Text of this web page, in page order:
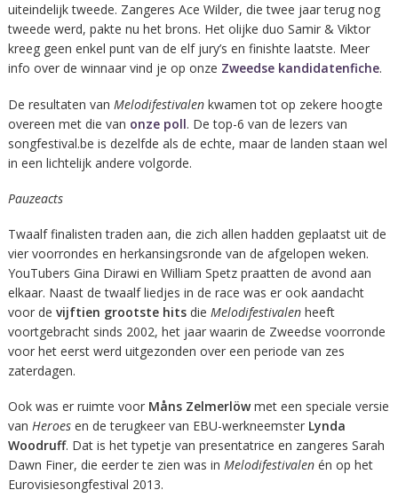
uiteindelijk tweede. Zangeres Ace Wilder, die twee jaar terug nog
tweede werd, pakte nu het brons. Het olijke duo Samir & Viktor
kreeg geen enkel punt van de elf jury’s en finishte laatste. Meer
info over de winnaar vind je op onze Zweedse kandidatenfiche.
De resultaten van Melodifestivalen kwamen tot op zekere hoogte
overeen met die van onze poll. De top-6 van de lezers van
songfestival.be is dezelfde als de echte, maar de landen staan wel
in een lichtelijk andere volgorde.
Pauzeacts
Twaalf finalisten traden aan, die zich allen hadden geplaatst uit de
vier voorrondes en herkansingsronde van de afgelopen weken.
YouTubers Gina Dirawi en William Spetz praatten de avond aan
elkaar. Naast de twaalf liedjes in de race was er ook aandacht
voor de vijftien grootste hitsdie Melodifestivalen heeft
voortgebracht sinds 2002, het jaar waarin de Zweedse voorronde
voor het eerst werd uitgezonden over een periode van zes
zaterdagen.
Ook was er ruimte voor Måns Zelmerlöwmet een speciale versie
van Heroesen de terugkeer van EBU-werkneemster Lynda
Woodruff. Dat is het typetje van presentatrice en zangeres Sarah
Dawn Finer, die eerder te zien was in Melodifestivalen én op het
Eurovisiesongfestival 2013.